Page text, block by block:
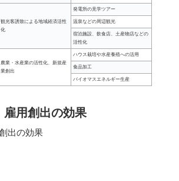
観光客誘致による地域経済活性
化
発電所の見学ツアー
温泉などの周辺観光
宿泊施設、飲食店、土産物店などの
活性化
農業・水産業の活性化、新規産
業創出
ハウス栽培や水産養殖への活用
食品加工
バイオマスエネルギー生産
雇用創出の効果